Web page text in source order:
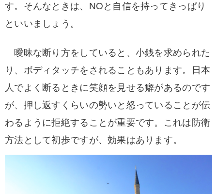
す。 そんなときは、NOと自信を持ってきっぱり
といいましょう。
曖昧な断り方をしていると、小銭を求められた
り、ボディタッチをされることもあります。日本
人でよく断るときに笑顔を見せる癖があるのです
が、押し返すくらいの勢いと怒っていることが伝
わるように拒絶することが重要です。これは防衛
方法として初歩ですが、効果はあります。